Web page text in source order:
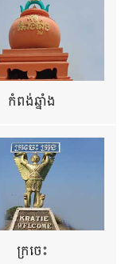
កំពង់ឆ្នាំង
ក្រចេះ